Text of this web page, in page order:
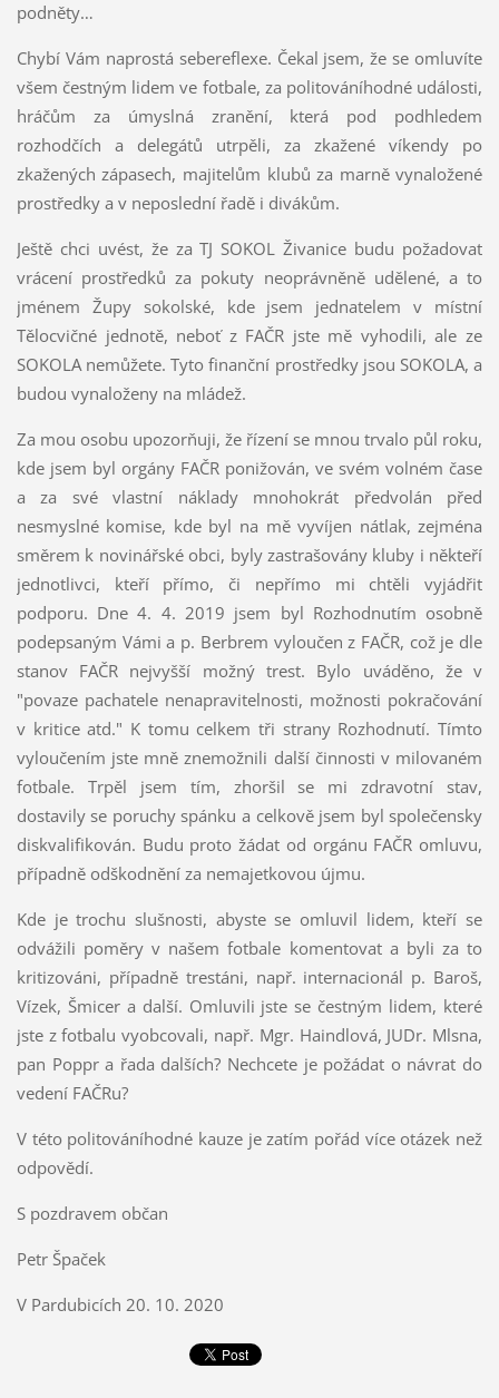
podněty…
Chybí Vám naprostá sebereflexe. Čekal jsem, že se omluvíte
všem čestným lidem ve fotbale, za politováníhodné události,
hráčům za úmyslná zranění, která pod podhledem
rozhodčích a delegátů utrpěli, za zkažené víkendy po
zkažených zápasech, majitelům klubů za marně vynaložené
prostředky a v neposlední řadě i divákům.
Ještě chci uvést, že za TJ SOKOL Živanice budu požadovat
vrácení prostředků za pokuty neoprávněně udělené, a to
jménem Župy sokolské, kde jsem jednatelem v místní
Tělocvičné jednotě, neboť z FAČR jste mě vyhodili, ale ze
SOKOLA nemůžete. Tyto finanční prostředky jsou SOKOLA, a
budou vynaloženy na mládež.
Za mou osobu upozorňuji, že řízení se mnou trvalo půl roku,
kde jsem byl orgány FAČR ponižován, ve svém volném čase
a za své vlastní náklady mnohokrát předvolán před
nesmyslné komise, kde byl na mě vyvíjen nátlak, zejména
směrem k novinářské obci, byly zastrašovány kluby i někteří
jednotlivci, kteří přímo, či nepřímo mi chtěli vyjádřit
podporu. Dne 4. 4. 2019 jsem byl Rozhodnutím osobně
podepsaným Vámi a p. Berbrem vyloučen z FAČR, což je dle
stanov FAČR nejvyšší možný trest. Bylo uváděno, že v
"povaze pachatele nenapravitelnosti, možnosti pokračování
v kritice atd." K tomu celkem tři strany Rozhodnutí. Tímto
vyloučením jste mně znemožnili další činnosti v milovaném
fotbale. Trpěl jsem tím, zhoršil se mi zdravotní stav,
dostavily se poruchy spánku a celkově jsem byl společensky
diskvalifikován. Budu proto žádat od orgánu FAČR omluvu,
případně odškodnění za nemajetkovou újmu.
Kde je trochu slušnosti, abyste se omluvil lidem, kteří se
odvážili poměry v našem fotbale komentovat a byli za to
kritizováni, případně trestáni, např. internacionál p. Baroš,
Vízek, Šmicer a další. Omluvili jste se čestným lidem, které
jste z fotbalu vyobcovali, např. Mgr. Haindlová, JUDr. Mlsna,
pan Poppr a řada dalších? Nechcete je požádat o návrat do
vedení FAČRu?
V této politováníhodné kauze je zatím pořád více otázek než
odpovědí.
S pozdravem občan
Petr Špaček
V Pardubicích 20. 10. 2020